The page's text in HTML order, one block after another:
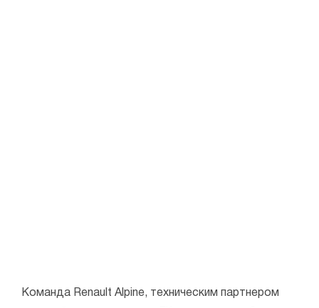
Команда Renault Alpine, техническим партнером